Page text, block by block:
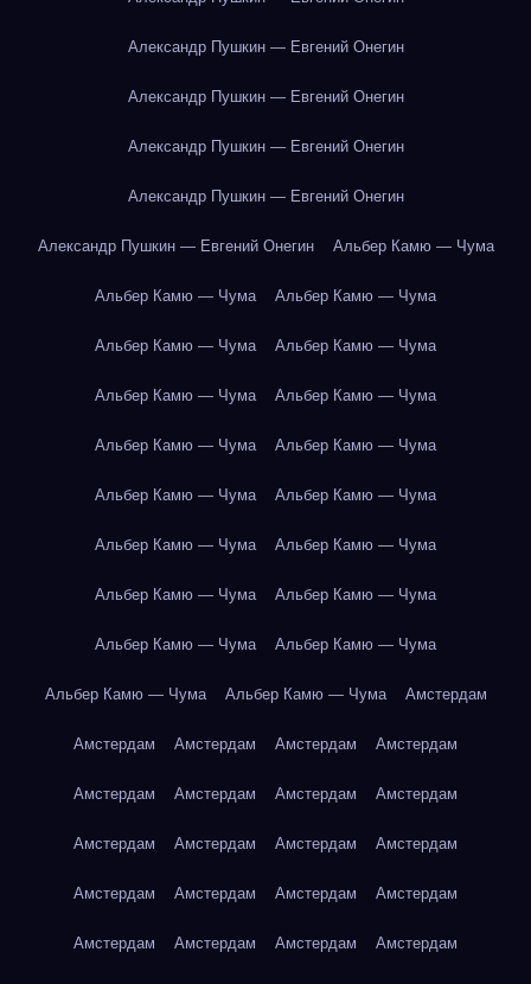
Александр Пушкин — Евгений Онегин
Александр Пушкин — Евгений Онегин
Александр Пушкин — Евгений Онегин
Александр Пушкин — Евгений Онегин
Александр Пушкин — Евгений Онегин Альбер Камю — Чума
Альбер Камю — Чума Альбер Камю — Чума
Альбер Камю — Чума Альбер Камю — Чума
Альбер Камю — Чума Альбер Камю — Чума
Альбер Камю — Чума Альбер Камю — Чума
Альбер Камю — Чума Альбер Камю — Чума
Альбер Камю — Чума Альбер Камю — Чума
Альбер Камю — Чума Альбер Камю — Чума
Альбер Камю — Чума Альбер Камю — Чума
Альбер Камю — Чума Альбер Камю — Чума Амстердам
Амстердам Амстердам Амстердам Амстердам
Амстердам Амстердам Амстердам Амстердам
Амстердам Амстердам Амстердам Амстердам
Амстердам Амстердам Амстердам Амстердам
Амстердам Амстердам Амстердам Амстердам